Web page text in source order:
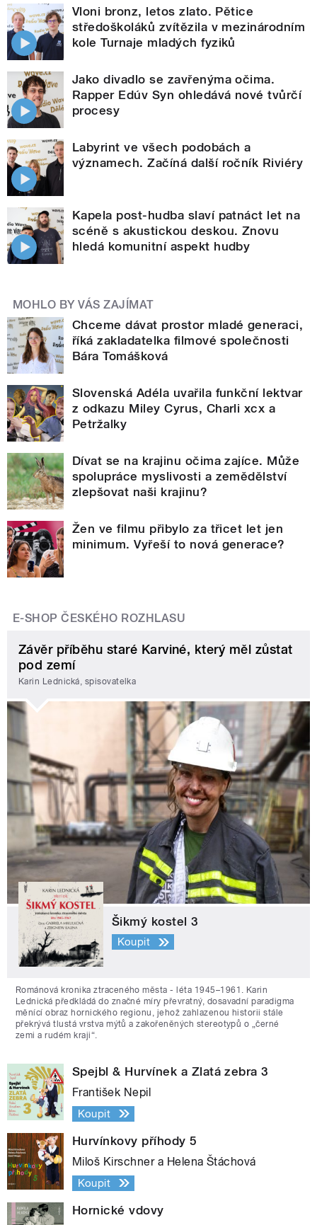
Vloni bronz, letos zlato. Pětice
středoškoláků zvítězila v mezinárodním
kole Turnaje mladých fyziků
Jako divadlo se zavřenýma očima.
Rapper Edúv Syn ohledává nové tvůrčí
procesy
Labyrint ve všech podobách a
významech. Začíná další ročník Riviéry
Kapela post-hudba slaví patnáct let na
scéně s akustickou deskou. Znovu
hledá komunitní aspekt hudby
MOHLO BY VÁS ZAJÍMAT
Chceme dávat prostor mladé generaci,
říká zakladatelka filmové společnosti
Bára Tomášková
Slovenská Adéla uvařila funkční lektvar
z odkazu Miley Cyrus, Charli xcx a
Petržalky
Dívat se na krajinu očima zajíce. Může
spolupráce myslivosti a zemědělství
zlepšovat naši krajinu?
Žen ve filmu přibylo za třicet let jen
minimum. Vyřeší to nová generace?
E-SHOP ČESKÉHO ROZHLASU
Závěr příběhu staré Karviné, který měl zůstat
pod zemí
Karin Lednická, spisovatelka
Šikmý kostel 3
Koupit
Románová kronika ztraceného města - léta 1945–1961. Karin
Lednická předkládá do značné míry převratný, dosavadní paradigma
měnící obraz hornického regionu, jehož zahlazenou historii stále
překrývá tlustá vrstva mýtů a zakořeněných stereotypů o „černé
zemi a rudém kraji“.
Spejbl & Hurvínek a Zlatá zebra 3
František Nepil
Koupit
Hurvínkovy příhody 5
Miloš Kirschner a Helena Štáchová
Koupit
Hornické vdovy